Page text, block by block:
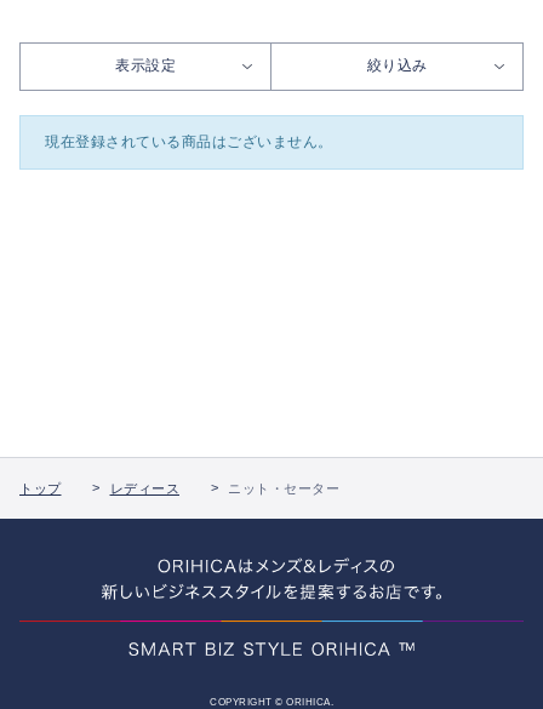
表示設定 絞り込み
現在登録されている商品はございません。
トップ レディース ニット・セーター
COPYRIGHT © ORIHICA.